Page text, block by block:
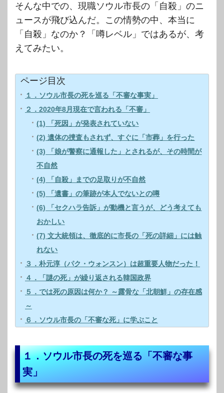
そんな中での、現職ソウル市長の「自殺」のニ
ュースが飛び込んだ。この情勢の中、本当に
「自殺」なのか？「噂レベル」ではあるが、考
えてみたい。
ページ目次
１．ソウル市長の死を巡る「不審な事実」
２．2020年8月現在で言われる「不審」
(1) 「死因」が発表されていない
(2) 遺体の捜査もされず、すぐに「市葬」を行った
(3) 「娘が警察に通報した」とされるが、その時間が
不自然
(4) 「自殺」までの足取りが不自然
(5) 「遺書」の筆跡が本人でないとの噂
(6) 「セクハラ告訴」が動機と言うが、どう考えても
おかしい
(7) 文大統領は、徹底的に市長の「死の詳細」には触
れない
３．朴元淳（パク・ウォンスン）は超重要人物だった！
４．「謎の死」が繰り返される韓国政界
５．では死の原因は何か？ ～露骨な「北朝鮮」の存在感
～
６．ソウル市長の「不審な死」に学ぶこと
１．ソウル市長の死を巡る「不審な事
実」